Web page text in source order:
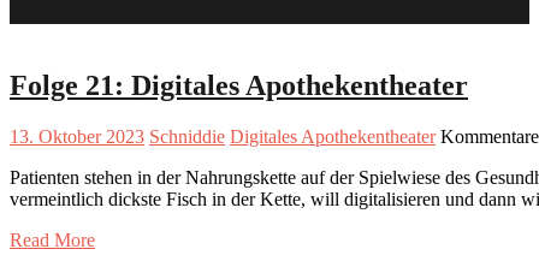
Folge 21: Digitales Apothekentheater
13. Oktober 2023 Schniddie Digitales Apothekentheater
Patienten stehen in der Nahrungskette auf der Spielwiese des
vermeintlich dickste Fisch in der Kette, will digitalisieren und dann
Read More